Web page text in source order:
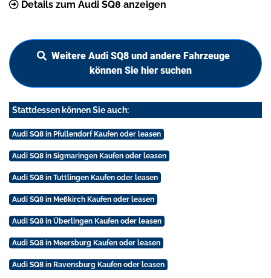
Details zum Audi SQ8 anzeigen
Weitere Audi SQ8 und andere Fahrzeuge
können Sie hier suchen
Stattdessen können Sie auch:
Audi SQ8 in Pfullendorf Kaufen oder leasen
Audi SQ8 in Sigmaringen Kaufen oder leasen
Audi SQ8 in Tuttlingen Kaufen oder leasen
Audi SQ8 in Meßkirch Kaufen oder leasen
Audi SQ8 in Überlingen Kaufen oder leasen
Audi SQ8 in Meersburg Kaufen oder leasen
Audi SQ8 in Ravensburg Kaufen oder leasen